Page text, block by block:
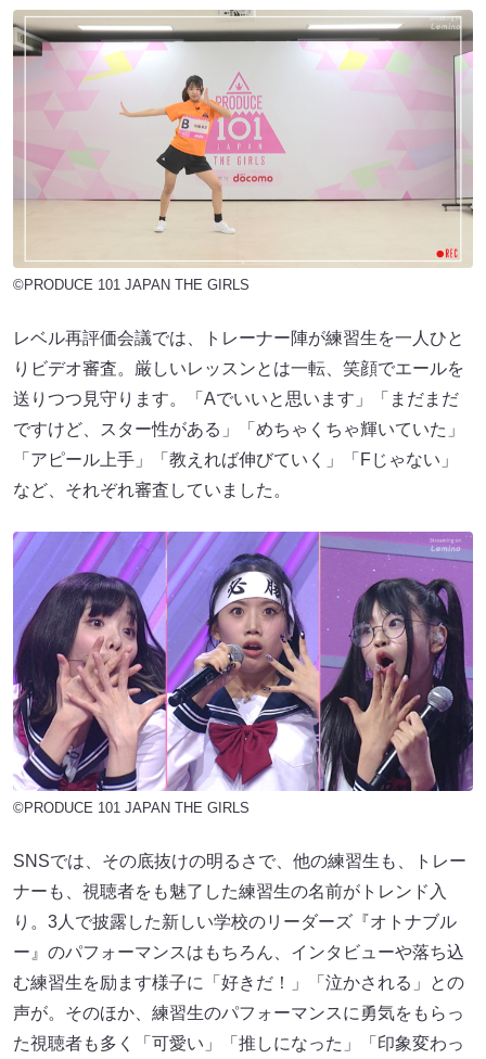
©PRODUCE 101 JAPAN THE GIRLS
レベル再評価会議では、トレーナー陣が練習生を一人ひと
りビデオ審査。厳しいレッスンとは一転、笑顔でエールを
送りつつ見守ります。「Aでいいと思います」「まだまだ
ですけど、スター性がある」「めちゃくちゃ輝いていた」
「アピール上手」「教えれば伸びていく」「Fじゃない」
など、それぞれ審査していました。
©PRODUCE 101 JAPAN THE GIRLS
SNSでは、その底抜けの明るさで、他の練習生も、トレー
ナーも、視聴者をも魅了した練習生の名前がトレンド入
り。3人で披露した新しい学校のリーダーズ​​『オトナブル
ー』のパフォーマンスはもちろん、インタビューや落ち込
む練習生を励ます様子に「好きだ！」「泣かされる」との
声が。そのほか、練習生のパフォーマンスに勇気をもらっ
た視聴者も多く「可愛い」「推しになった」「印象変わっ